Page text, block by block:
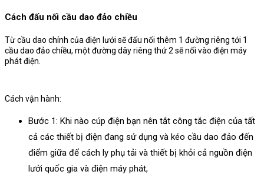
Cách đấu nối cầu dao đảo chiều
Từ cầu dao chính của điện lưới sẽ đấu nối thêm 1 đường riêng tới 1
cầu dao đảo chiều, một đường dây riêng thứ 2 sẽ nối vào điện máy
phát điện.
Cách vận hành:
Bước 1: Khi nào cúp điện bạn nên tắt công tắc điện của tất
cả các thiết bị điện đang sử dụng và kéo cầu dao đảo đến
điểm giữa để cách ly phụ tải và thiết bị khỏi cả nguồn điện
lưới quốc gia và điện máy phát,